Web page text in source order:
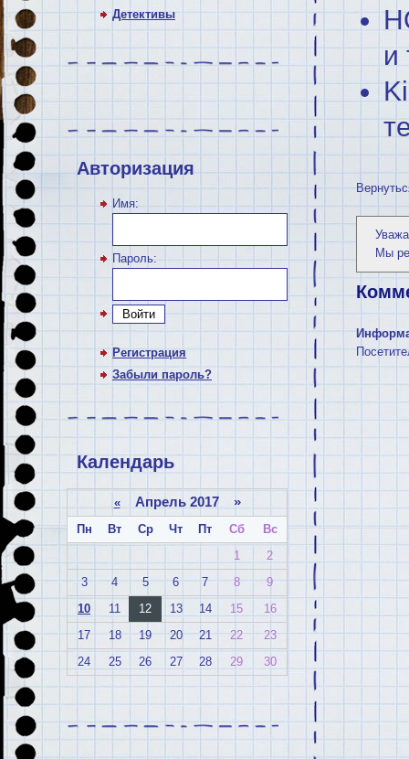
Детективы
Авторизация
Имя:
Пароль:
Войти
Регистрация
Забыли пароль?
Календарь
«Апрель 2017 »
Пн Вт Ср Чт Пт Сб
Вс
1
2
3
4 5 6 7 8
9
10
11 12 13 14 15
16
17
18 19 20 21 22
23
24
25 26 27 28 29 30
и
Мы